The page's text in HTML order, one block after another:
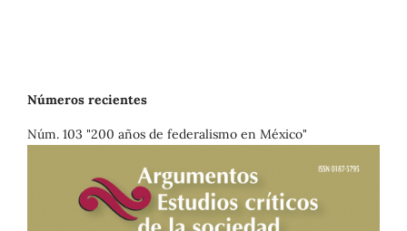
Números recientes
Núm. 103 "200 años de federalismo en México"